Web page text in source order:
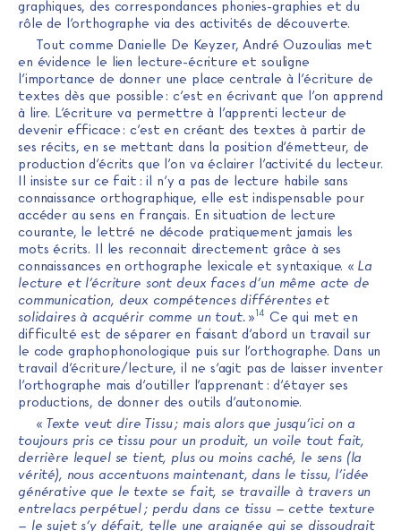
graphiques, des correspondances phonies-graphies et du
rôle de l’orthographe via des activités de découverte.
Tout comme Danielle De Keyzer, André Ouzoulias met
en évidence le lien lecture-écriture et souligne
l’importance de donner une place centrale à l’écriture de
textes dès que possible : c’est en écrivant que l’on apprend
à lire. L’écriture va permettre à l’apprenti lecteur de
devenir efficace : c’est en créant des textes à partir de
ses récits, en se mettant dans la position d’émetteur, de
production d’écrits que l’on va éclairer l’activité du lecteur.
Il insiste sur ce fait : il n’y a pas de lecture habile sans
connaissance orthographique, elle est indispensable pour
accéder au sens en français. En situation de lecture
courante, le lettré ne décode pratiquement jamais les
mots écrits. Il les reconnait directement grâce à ses
connaissances en orthographe lexicale et syntaxique. « La
lecture et l’écriture sont deux faces d’un même acte de
communication, deux compétences différentes et
solidaires à acquérir comme un tout. »14 Ce qui met en
difficulté est de séparer en faisant d’abord un travail sur
le code graphophonologique puis sur l’orthographe. Dans un
travail d’écriture/lecture, il ne s’agit pas de laisser inventer
l’orthographe mais d’outiller l’apprenant : d’étayer ses
productions, de donner des outils d’autonomie.
« Texte veut dire Tissu ; mais alors que jusqu’ici on a
toujours pris ce tissu pour un produit, un voile tout fait,
derrière lequel se tient, plus ou moins caché, le sens (la
vérité), nous accentuons maintenant, dans le tissu, l’idée
générative que le texte se fait, se travaille à travers un
entrelacs perpétuel ; perdu dans ce tissu – cette texture
– le sujet s’y défait, telle une araignée qui se dissoudrait